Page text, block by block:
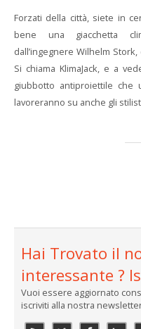
Forzati della città, siete in
bene una giacchetta
dall’ingegnere Wilhelm
Si chiama KlimaJack, e a
giubbotto antiproiettile
lavoreranno su anche gli
Hai Trovato il
interessante ?
Vuoi essere aggiornato
iscriviti alla nostra